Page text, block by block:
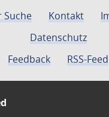
Suche Kontakt
Datenschutz
Feedback
RSS-Feed